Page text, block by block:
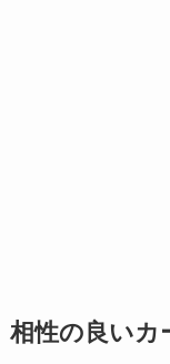
相性の良いカ